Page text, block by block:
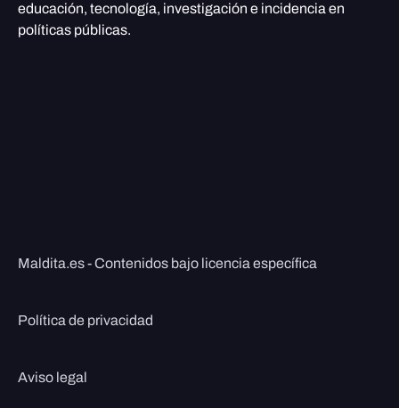
educación, tecnología, investigación e incidencia en
políticas públicas.
Maldita.es - Contenidos bajo licencia específica
Política de privacidad
Aviso legal